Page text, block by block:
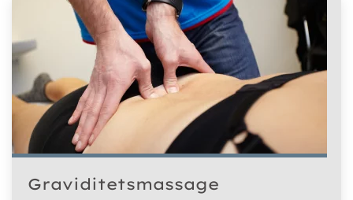
Graviditetsmassage